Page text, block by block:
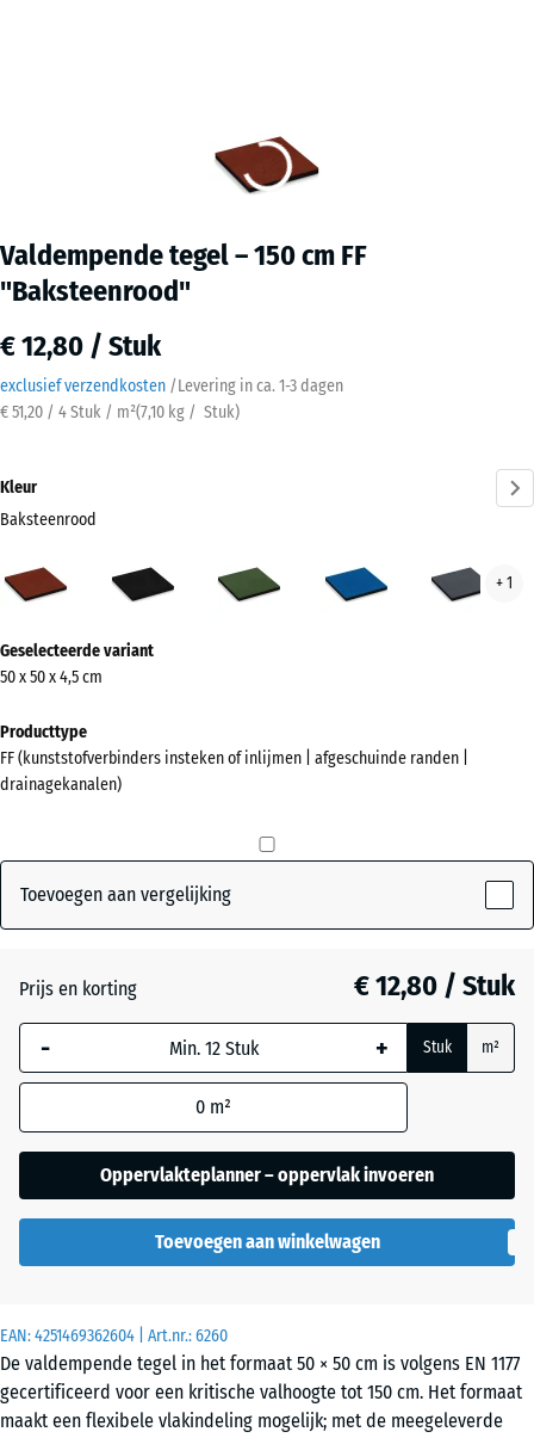
Valdempende tegel – 150 cm FF
"Baksteenrood"
€ 12,80 / Stuk
exclusief verzendkosten /Levering in ca. 1-3 dagen
€ 51,20 / 4 Stuk / m²(7,10 kg / Stuk)
EAN:4251469362604 | Art.nr.:6260
De valdempende tegel in het formaat 50 × 50 cm is volgens EN 1177
gecertificeerd voor een kritische valhoogte tot 150 cm. Het formaat
maakt een flexibele vlakindeling mogelijk; met de meegeleverde
Kleur
Baksteenrood
(active)
+ 1
informatie
over
kleuren?
Kleurenpalet
(active)
Grasgroen + € 0,90
Hemelsblauw + € 2,70
Leisteengrijs + € 2,70
Geselecteerde variant
50 x 50 x 4,5 cm
Producttype
FF (kunststofverbinders insteken of inlijmen | afgeschuinde randen |
drainagekanalen)
Toevoegen aan vergelijking
Prijs en korting € 12,80 / Stuk
- + Stuk m²
0 m²
Oppervlakteplanner – oppervlak invoeren
Toevoegen aan winkelwagen